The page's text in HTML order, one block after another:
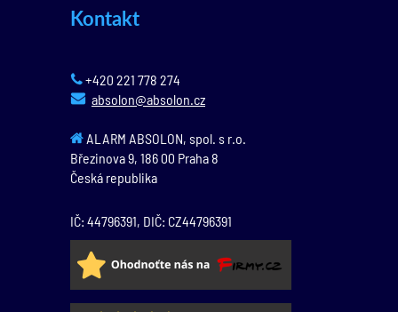
Kontakt
+420 221 778 274
absolon@absolon.cz
ALARM ABSOLON, spol. s r.o.
Březinova 9, 186 00 Praha 8
Česká republika
IČ: 44796391, DIČ: CZ44796391